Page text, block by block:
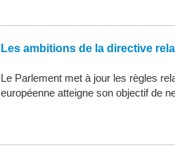
Les ambitions de la directive
Le Parlement met à jour les règles
européenne atteigne son objectif de